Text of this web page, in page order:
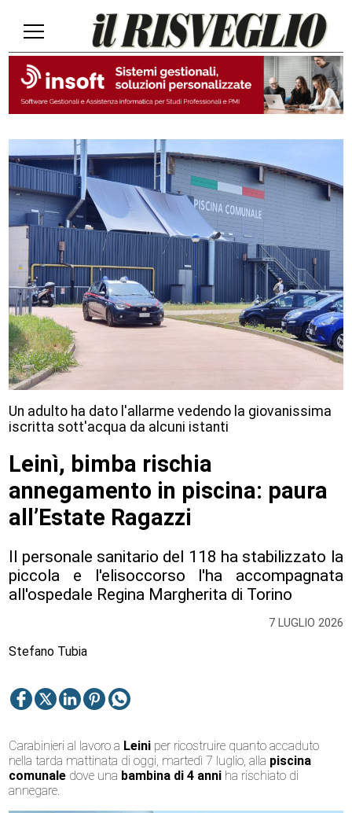
7 LUGLIO 2026
Un adulto ha dato l'allarme vedendo la giovanissima
iscritta sott'acqua da alcuni istanti
Leinì, bimba rischia
annegamento in piscina: paura
all’Estate Ragazzi
Il personale sanitario del 118 ha stabilizzato la
piccola e l'elisoccorso l'ha accompagnata
all'ospedale Regina Margherita di Torino
Stefano Tubia
Carabinieri al lavoro a Leini per ricostruire quanto accaduto
nella tarda mattinata di oggi, martedì 7 luglio, alla piscina
comunale dove una bambina di 4 anni ha rischiato di
annegare.